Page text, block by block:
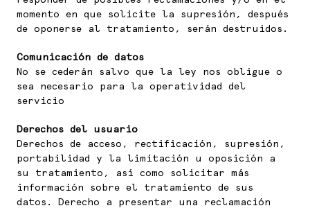
momento en que solicite la supresión, después
de oponerse al tratamiento, serán destruidos.
Comunicación de datos
No se cederán salvo que la ley nos obligue o
sea necesario para la operatividad del
servicio
Derechos del usuario
Derechos de acceso, rectificación, supresión,
portabilidad y la limitación u oposición a
su tratamiento, así como solicitar más
información sobre el tratamiento de sus
datos. Derecho a presentar una reclamación